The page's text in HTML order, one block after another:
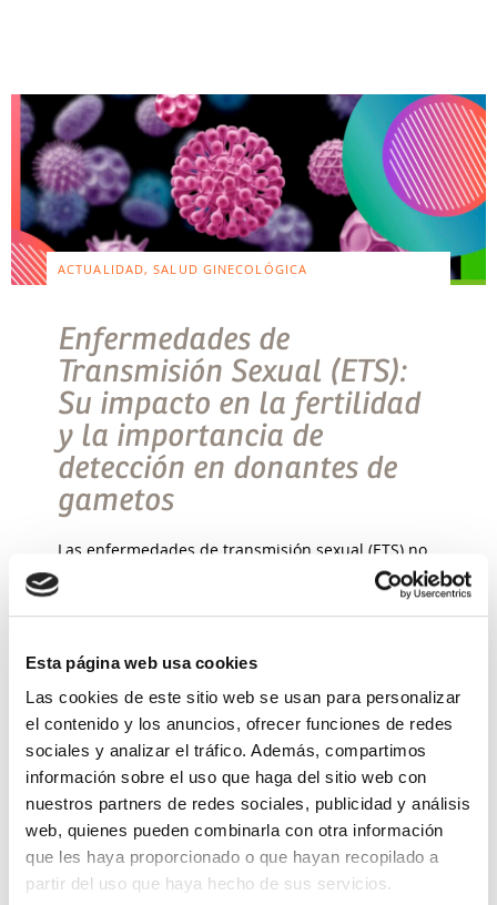
Esta página web usa cookies
Las cookies de este sitio web se usan para personalizar
el contenido y los anuncios, ofrecer funciones de redes
sociales y analizar el tráfico. Además, compartimos
información sobre el uso que haga del sitio web con
nuestros partners de redes sociales, publicidad y análisis
web, quienes pueden combinarla con otra información
que les haya proporcionado o que hayan recopilado a
partir del uso que haya hecho de sus servicios.
ACTUALIDAD, SALUD GINECOLÓGICA
Enfermedades de
Transmisión Sexual (ETS):
Su impacto en la fertilidad
y la importancia de
detección en donantes de
gametos
Las enfermedades de transmisión sexual (ETS) no
suelen dar síntomas en el paciente por lo que
pueden pasar desapercibidas y nuestra salud y
nuestra fertilidad pueden verse comprometidas.